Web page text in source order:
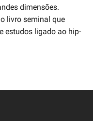
dimensões.
livro seminal que
estudos ligado ao hip-